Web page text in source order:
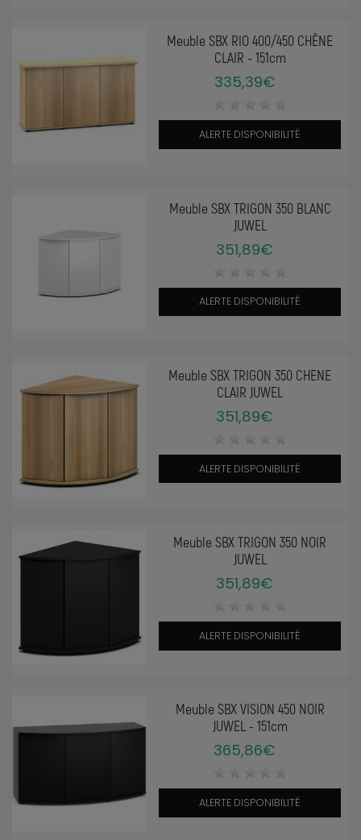
Meuble SBX RIO 400/450 CHÊNE
CLAIR - 151cm
335,39€
ALERTE DISPONIBILITÉ
Meuble SBX TRIGON 350 BLANC
JUWEL
351,89€
ALERTE DISPONIBILITÉ
Meuble SBX TRIGON 350 CHENE
CLAIR JUWEL
351,89€
ALERTE DISPONIBILITÉ
Meuble SBX TRIGON 350 NOIR
JUWEL
351,89€
ALERTE DISPONIBILITÉ
Meuble SBX VISION 450 NOIR
JUWEL - 151cm
365,86€
ALERTE DISPONIBILITÉ